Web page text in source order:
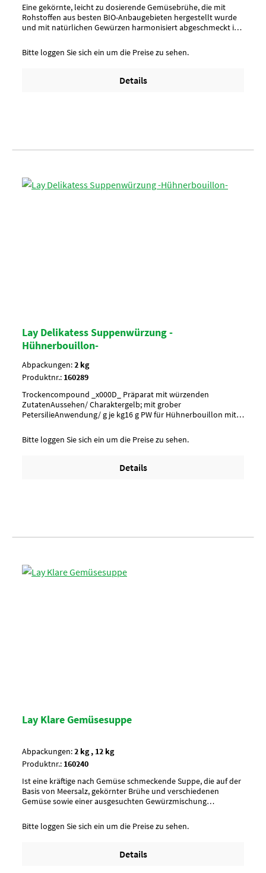
Eine gekörnte, leicht zu dosierende Gemüsebrühe, die mit
Rohstoffen aus besten BIO-Anbaugebieten hergestellt wurde
und mit natürlichen Gewürzen harmonisiert abgeschmeckt ist.
dieser Brühe verzichtet.Aussehen/ Charaktergelblich mit
leichtem GrünstichAnwendung/ g je kgnach Geschmack, ca. 16
übergießenUmverpackung11 Eimer pro Lage / 5 Lagen pro
Bitte loggen Sie sich ein um die Preise zu sehen.
Details
Lay Delikatess Suppenwürzung -
Hühnerbouillon-
Abpackungen:2 kg
Produktnr.: 160289
Trockencompound _x000D_ Präparat mit würzenden
ZutatenAussehen/ Charaktergelb; mit grober
PetersilieAnwendung/ g je kg16 g PW für Hühnerbouillon mit 1
Krt. (DF 102) / 36 Krt. per Palette
Bitte loggen Sie sich ein um die Preise zu sehen.
Details
Lay Klare Gemüsesuppe
Abpackungen:
2 kg , 12 kg
Produktnr.: 160240
Ist eine kräftige nach Gemüse schmeckende Suppe, die auf der
Basis von Meersalz, gekörnter Brühe und verschiedenen
Gemüse sowie einer ausgesuchten Gewürzmischung
GewürzenAnwendung/ g je kg16 g Gemüsesuppe mit 1 Liter
kochendem Wasser übergießenUmverpackung10 Btl. je Krt.
Bitte loggen Sie sich ein um die Preise zu sehen.
Details